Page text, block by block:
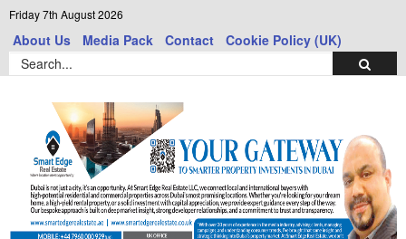
Friday 7th August 2026
About Us Media Pack Contact Cookie Policy (UK)